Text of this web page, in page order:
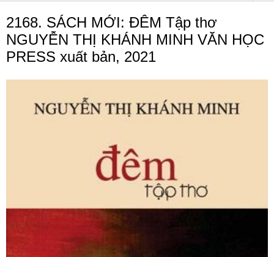
2168. SÁCH MỚI: ĐÊM Tập thơ
NGUYỄN THỊ KHÁNH MINH VĂN HỌC
PRESS xuất bản, 2021